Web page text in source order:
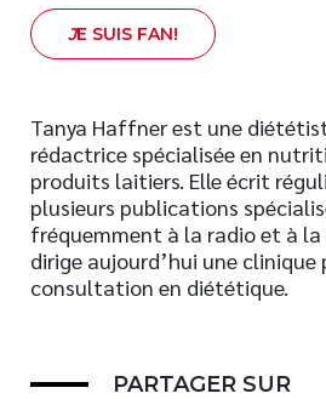
Spiritualité
Famille
Témoignages
Vie pratique
Finances
Nouveautés
Numérique
JE SUIS FAN!
Tanya Haffner est une
rédactrice spécialisée en
produits laitiers. Elle écrit
plusieurs publications
fréquemment à la radio et à la
dirige aujourd’hui une clinique
consultation en diététique.
PARTAGER SUR